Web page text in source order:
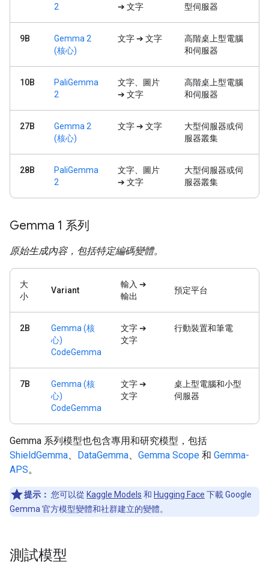
2
➔ 文字
型伺服器
9B
Gemma 2
(核心)
文字 ➔ 文字
高階桌上型電腦
和伺服器
10B
PaliGemma
2
文字、圖片
➔ 文字
高階桌上型電腦
和伺服器
27B
Gemma 2
(核心)
文字 ➔ 文字
大型伺服器或伺
服器叢集
28B
PaliGemma
2
文字、圖片
➔ 文字
大型伺服器或伺
服器叢集
Gemma 1 系列
原始生成內容，包括特定編碼變體。
大
小
Variant
輸入 ➔
輸出
預定平台
2B
Gemma (核
心)
CodeGemma
文字 ➔
文字
行動裝置和筆電
7B
Gemma (核
心)
CodeGemma
文字 ➔
文字
桌上型電腦和小型
伺服器
Gemma 系列模型也包含專用和研究模型，包括
ShieldGemma、 DataGemma、 Gemma Scope 和 Gemma-
APS。
提示： 您可以從 Kaggle Models 和 Hugging Face 下載 Google
Gemma 官方模型變體和社群建立的變體。
測試模型